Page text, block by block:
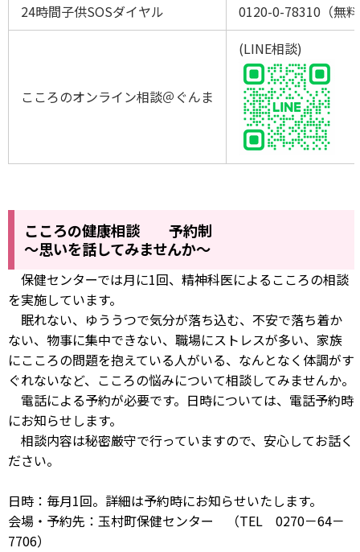
24時間子供SOSダイヤル 0120-0-78310（無
こころのオンライン相談＠ぐんま
(LINE相談)
こころの健康相談 予約制
〜思いを話してみませんか〜
保健センターでは月に1回、精神科医によるこころの相談
を実施しています。
眠れない、ゆううつで気分が落ち込む、不安で落ち着か
ない、物事に集中できない、職場にストレスが多い、家族
にこころの問題を抱えている人がいる、なんとなく体調がす
ぐれないなど、こころの悩みについて相談してみませんか。
電話による予約が必要です。日時については、電話予約時
にお知らせします。
相談内容は秘密厳守で行っていますので、安心してお話く
ださい。
日時：毎月1回。詳細は予約時にお知らせいたします。
会場・予約先：玉村町保健センター （TEL 0270－64－
7706）